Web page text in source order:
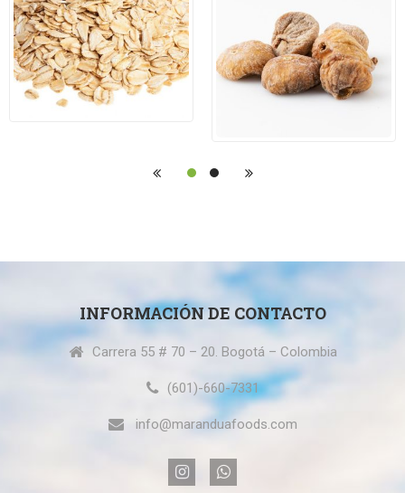
INFORMACIÓN DE CONTACTO
Carrera 55 # 70 – 20. Bogotá – Colombia
(601)-660-7331
info@maranduafoods.com